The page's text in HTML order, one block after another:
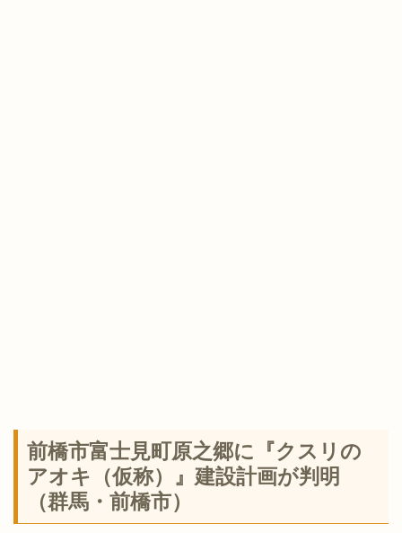
前橋市富士見町原之郷に『クスリの
アオキ（仮称）』建設計画が判明
（群馬・前橋市）